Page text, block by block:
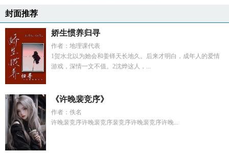
封面推荐
娇生惯养归寻
作者：地理课代表
1贺水北以为她会和姜铎天长地久。后来才明白，成年人的爱情
游戏，深情一文不值。2沈烨这人，...
《许晚裴竞序》
作者：佚名
许晚裴竞序许晚裴竞序裴竞序许晚裴竞序许晚...